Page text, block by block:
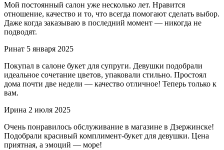
Мой постоянный салон уже несколько лет. Нравится
отношение, качество и то, что всегда помогают сделать выбор.
Даже когда заказываю в последний момент — никогда не
подводят.
Ринат 5 января 2025
Покупал в салоне букет для супруги. Девушки подобрали
идеальное сочетание цветов, упаковали стильно. Простоял
дома почти две недели — качество отличное! Теперь только к
вам.
Ирина 2 июля 2025
Очень понравилось обслуживание в магазине в Дзержинске!
Подобрали красивый комплимент-букет для девушки. Цена
приятная, а эмоций — море!